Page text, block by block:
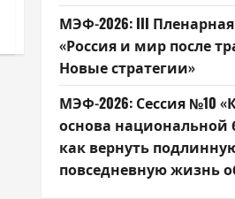
МЭФ-2026: III
«Россия и мир после
Новые стратегии»
МЭФ-2026: Сессия №10
основа национальной
как вернуть
повседневную жизнь